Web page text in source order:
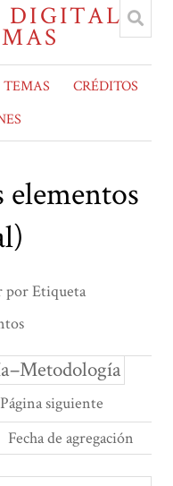
TEMAS
CRÉDITOS
por Etiqueta
Página siguiente
Fecha de agregación